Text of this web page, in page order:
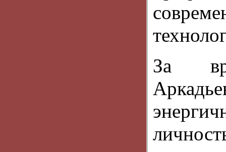
За